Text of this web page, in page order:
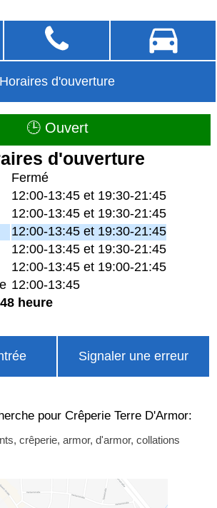
Horaires d'ouverture
🕒 Ouvert
d'ouverture
Fermé
12:00-13:45 et 19:30-21:45
12:00-13:45 et 19:30-21:45
12:00-13:45 et 19:30-21:45
12:00-13:45 et 19:30-21:45
12:00-13:45 et 19:00-21:45
12:00-13:45
heure
Signaler une erreur
pour Crêperie Terre D'Armor:
crêperie, armor, d'armor, collations